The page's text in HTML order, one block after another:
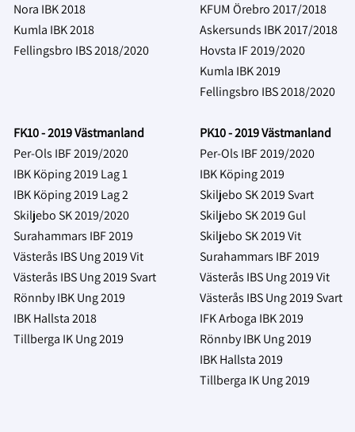
Nora IBK 2018
KFUM Örebro 2017/2018
Kumla IBK 2018
Askersunds IBK 2017/2018
Fellingsbro IBS 2018/2020
Hovsta IF 2019/2020
Kumla IBK 2019
Fellingsbro IBS 2018/2020
FK10 - 2019 Västmanland
PK10 - 2019 Västmanland
Per-Ols IBF 2019/2020
Per-Ols IBF 2019/2020
IBK Köping 2019 Lag 1
IBK Köping 2019
IBK Köping 2019 Lag 2
Skiljebo SK 2019 Svart
Skiljebo SK 2019/2020
Skiljebo SK 2019 Gul
Surahammars IBF 2019
Skiljebo SK 2019 Vit
Västerås IBS Ung 2019 Vit
Surahammars IBF 2019
Västerås IBS Ung 2019 Svart
Västerås IBS Ung 2019 Vit
Rönnby IBK Ung 2019
Västerås IBS Ung 2019 Svart
IBK Hallsta 2018
IFK Arboga IBK 2019
Tillberga IK Ung 2019
Rönnby IBK Ung 2019
IBK Hallsta 2019
Tillberga IK Ung 2019